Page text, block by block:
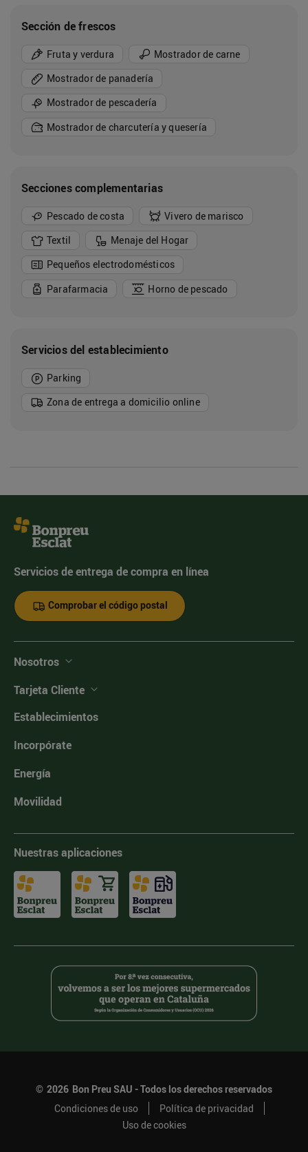
Sección de frescos
Fruta y verdura
Mostrador de carne
Mostrador de panadería
Mostrador de pescadería
Mostrador de charcutería y quesería
Secciones complementarias
Pescado de costa
Vivero de marisco
Textil
Menaje del Hogar
Pequeños electrodomésticos
Parafarmacia
Horno de pescado
Servicios del establecimiento
Parking
Zona de entrega a domicilio online
Servicios de entrega de compra en línea
Comprobar el código postal
Nosotros
Tarjeta Cliente
Establecimientos
Incorpórate
Energía
Movilidad
Nuestras aplicaciones
© 2026 Bon Preu SAU - Todos los derechos reservados
Condiciones de uso
Política de privacidad
Uso de cookies